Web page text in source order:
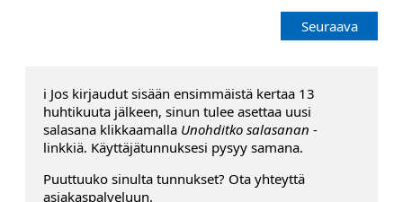
Seuraava
ℹ️ Jos kirjaudut sisään ensimmäistä kertaa 13
huhtikuuta jälkeen, sinun tulee asettaa uusi
salasana klikkaamalla Unohditko salasanan -
linkkiä. Käyttäjätunnuksesi pysyy samana.
Puuttuuko sinulta tunnukset? Ota yhteyttä
asiakaspalveluun.